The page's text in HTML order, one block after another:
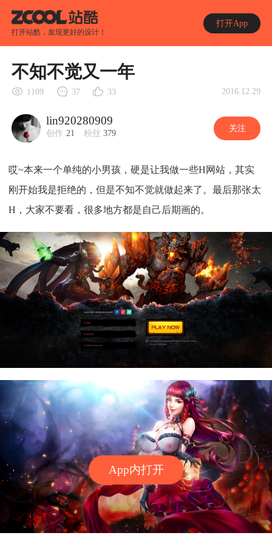
打开站酷，发现更好的设计！
打开App
App内打开
不知不觉又一年
1109 37 33 2016.12.29
lin920280909
创作 21 粉丝 379 关注
哎~本来一个单纯的小男孩，硬是让我做一些H网站，其实
刚开始我是拒绝的，但是不知不觉就做起来了。最后那张太
H，大家不要看，很多地方都是自己后期画的。